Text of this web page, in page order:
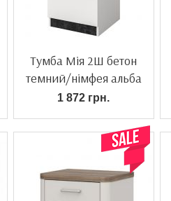
Тумба Мія 2Ш бетон
темний/німфея альба
1 872 грн.